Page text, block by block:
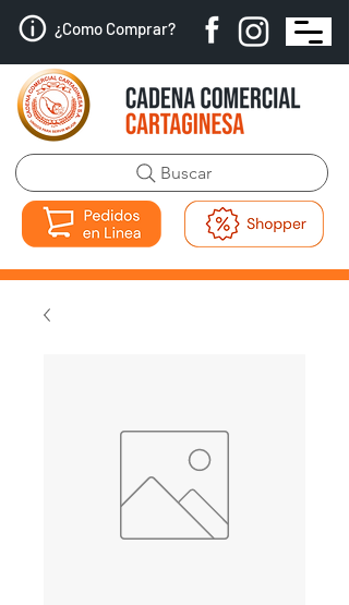
¿Como Comprar?
Buscar